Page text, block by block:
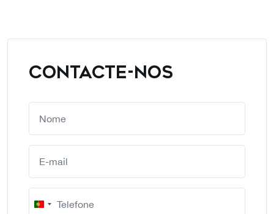
CONTACTE-NOS
Portugal